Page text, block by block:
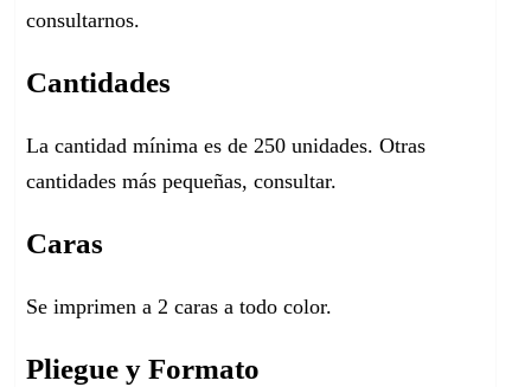
consultarnos.
Cantidades
La cantidad mínima es de 250 unidades. Otras
cantidades más pequeñas, consultar.
Caras
Se imprimen a 2 caras a todo color.
Pliegue y Formato